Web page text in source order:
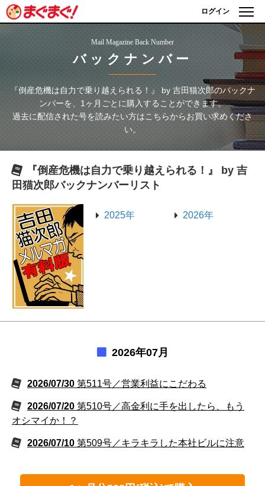
ログイン
Mail Magazine Back Number
バックナンバー
『倒産危機は自力で乗り越えられる！』 by 吉田猫次郎のバックナ
ンバーを、1ヶ月ごとに購入することができます。
過去に配信された号を読みたい方はこちらからお買い求めくださ
い。
『倒産危機は自力で乗り越えられる！』 by 吉
田猫次郎バックナンバーリスト
2025年 2026年
2026年07月
2026/07/30 第511号／営業利益にこだわる
2026/07/20 第510号／高金利に手を出したら、もう
オシマイか！？
2026/07/10 第509号／キラキラした本社ビルに注意